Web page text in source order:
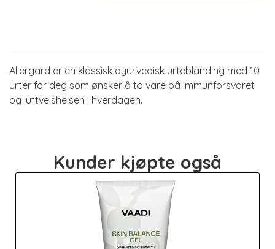
Allergard er en klassisk ayurvedisk urteblanding med 10
urter for deg som ønsker å ta vare på immunforsvaret
og luftveishelsen i hverdagen.
Kunder kjøpte også